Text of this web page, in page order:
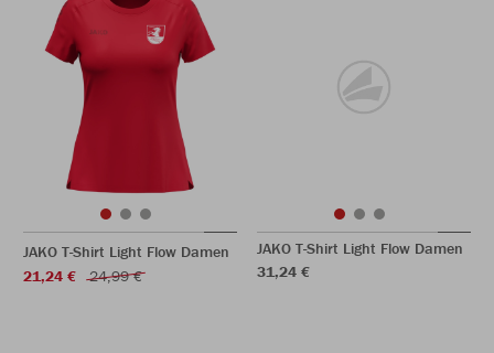
JAKO T-Shirt Light Flow Damen
21,24 €
24,99 €
JAKO T-Shirt Light Flow Damen
31,24 €